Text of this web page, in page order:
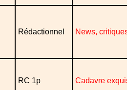
Rédactionnel News,
RC 1p Cadavre